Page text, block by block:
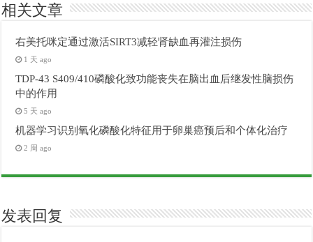
相关文章
右美托咪定通过激活SIRT3减轻肾缺血再灌注损伤
1 天 ago
TDP-43 S409/410磷酸化致功能丧失在脑出血后继发性脑损伤
中的作用
5 天 ago
机器学习识别氧化磷酸化特征用于卵巢癌预后和个体化治疗
2 周 ago
发表回复